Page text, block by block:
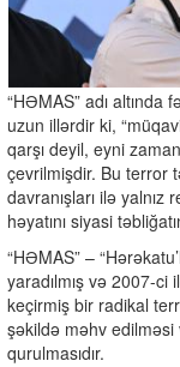
“HƏMAS” adı altında
uzun illərdir ki,
qarşı deyil, eyni
çevrilmişdir. Bu terror
davranışları ilə
həyatını siyasi
“HƏMAS” –
yaradılmış və 2007-
keçirmiş bir radikal
şəkildə məhv edilməsi
qurulmasıdır.